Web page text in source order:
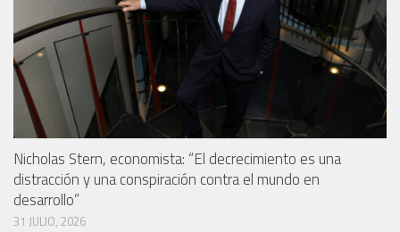
Nicholas Stern, economista: “El decrecimiento es una
distracción y una conspiración contra el mundo en
desarrollo”
31 JULIO, 2026